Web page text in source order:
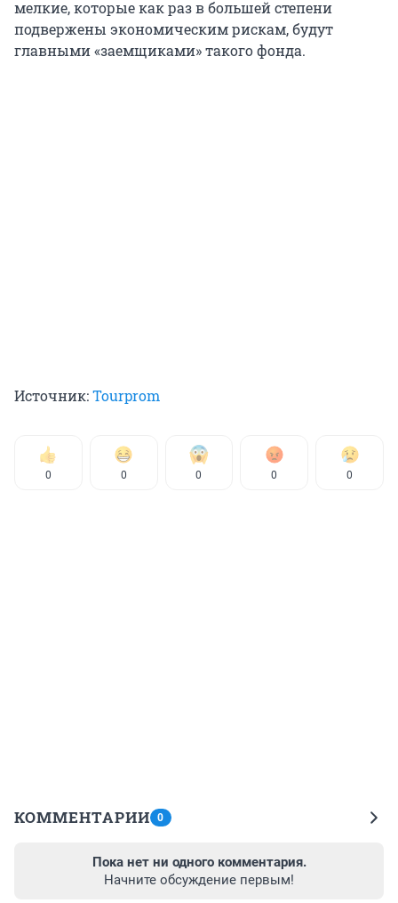
мелкие, которые как раз в большей степени
подвержены экономическим рискам, будут
главными «заемщиками» такого фонда.
Источник:Tourprom
0 0 0 0 0
КОММЕНТАРИИ 0
Пока нет ни одного комментария.
Начните обсуждение первым!